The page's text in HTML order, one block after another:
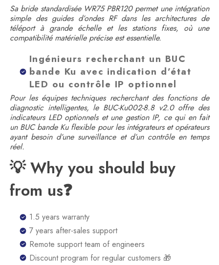
Sa bride standardisée WR75 PBR120 permet une intégration
simple des guides d’ondes RF dans les architectures de
téléport à grande échelle et les stations fixes, où une
compatibilité matérielle précise est essentielle.
Ingénieurs recherchant un BUC
bande Ku avec indication d’état
LED ou contrôle IP optionnel
Pour les équipes techniques recherchant des fonctions de
diagnostic intelligentes, le BUC-Ku002-8.8 v2.0 offre des
indicateurs LED optionnels et une gestion IP, ce qui en fait
un BUC bande Ku flexible pour les intégrateurs et opérateurs
ayant besoin d’une surveillance et d’un contrôle en temps
réel.
💡 Why you should buy
from us❓
1.5 years warranty
7 years after-sales support
Remote support team of engineers
Discount program for regular customers 🎁